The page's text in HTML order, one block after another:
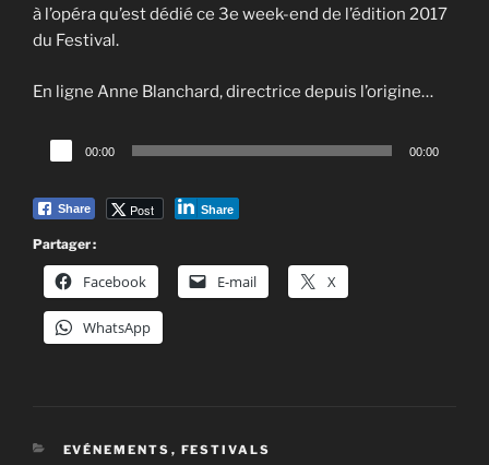
à l’opéra qu’est dédié ce 3e week-end de l’édition 2017
du Festival.
En ligne Anne Blanchard, directrice depuis l’origine…
Lecteur
audio
00:00 00:00
Share Post Share
Partager :
Facebook E-mail X
WhatsApp
CATÉGORIES
EVÉNEMENTS , FESTIVALS